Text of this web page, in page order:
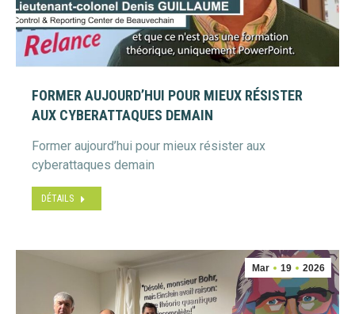
FORMER AUJOURD’HUI POUR MIEUX RÉSISTER
AUX CYBERATTAQUES DEMAIN
Former aujourd’hui pour mieux résister aux
cyberattaques demain
DÉTAILS
Mar 19 2026